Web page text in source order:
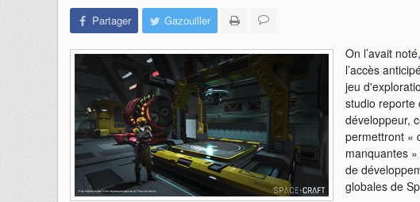
Partager Gazouiller
On l’avait noté,
l’accès
jeu
studio reporte
développeur,
permettront «
manquantes
de
globales de